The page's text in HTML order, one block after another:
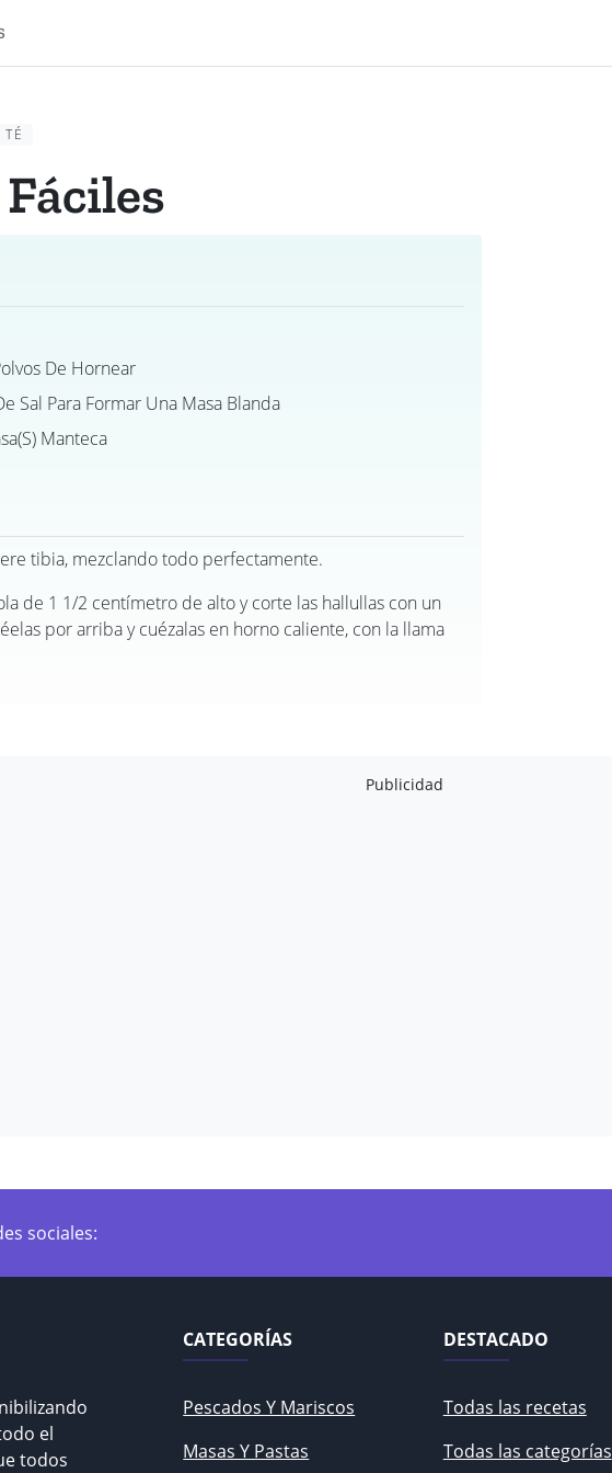
De Hornear
Sal Para Formar Una Masa Blanda
Manteca
tibia, mezclando todo perfectamente.
de 1 1/2 centímetro de alto y corte las hallullas con un
por arriba y cuézalas en horno caliente, con la llama
Publicidad
sociales:
el
todos
CATEGORÍAS
Pescados Y Mariscos
Masas Y Pastas
DESTACADO
Todas las recetas
Todas las categorías